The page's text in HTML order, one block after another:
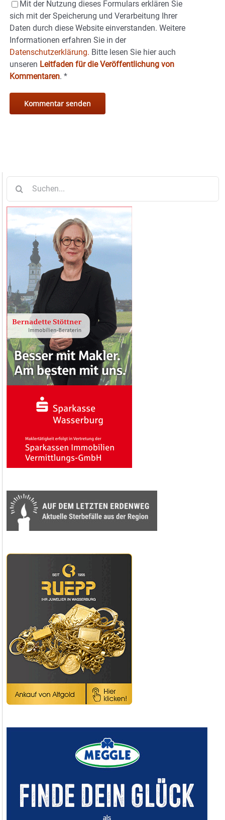
Mit der Nutzung dieses Formulars erklären Sie
sich mit der Speicherung und Verarbeitung Ihrer
Daten durch diese Website einverstanden. Weitere
Informationen erfahren Sie in der
Datenschutzerklärung. Bitte lesen Sie hier auch
unseren Leitfaden für die Veröffentlichung von
Kommentaren. *
nach: